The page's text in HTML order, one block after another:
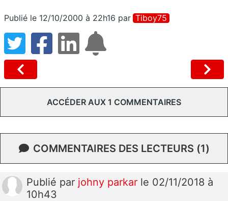
Publié le 12/10/2000 à 22h16 par Tiboy75
ACCÉDER AUX 1 COMMENTAIRES
COMMENTAIRES DES LECTEURS (1)
Publié par johny parkar le 02/11/2018 à
10h43